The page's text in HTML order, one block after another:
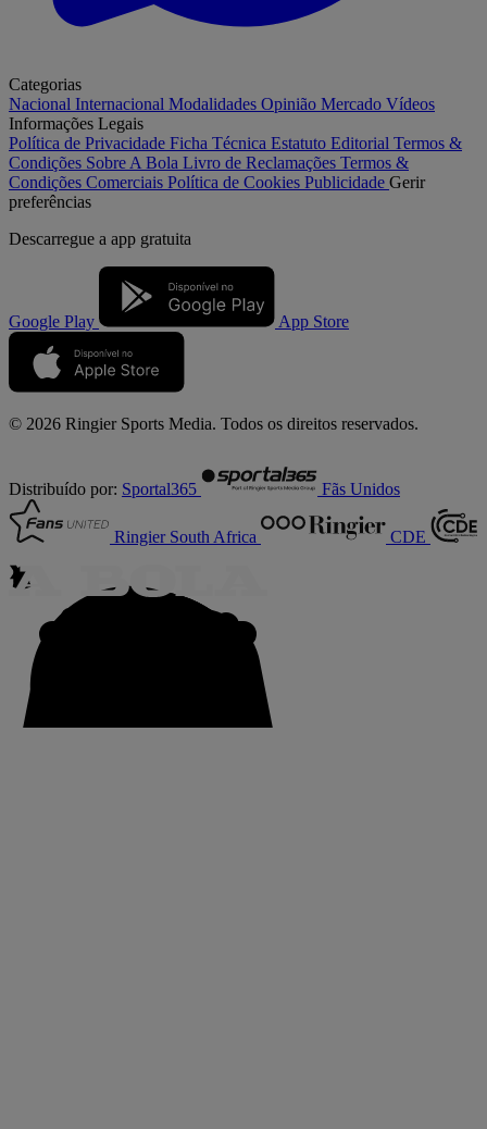
Categorias
Nacional Internacional Modalidades Opinião Mercado Vídeos
Informações Legais
Política de Privacidade Ficha Técnica Estatuto Editorial Termos &
Condições Sobre A Bola Livro de Reclamações Termos &
Condições Comerciais Política de Cookies Publicidade Gerir
preferências
Descarregue a app gratuita
Google Play App Store
© 2026 Ringier Sports Media. Todos os direitos reservados.
Distribuído por: Sportal365 Fãs Unidos
Ringier South Africa CDE